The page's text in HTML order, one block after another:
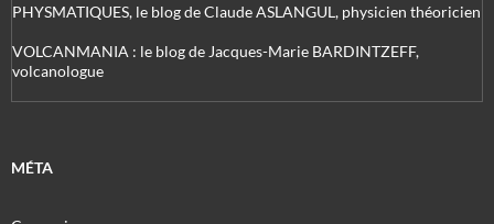
PHYSMATIQUES, le blog de Claude ASLANGUL, physicien théoricien
VOLCANMANIA : le blog de Jacques-Marie BARDINTZEFF,
volcanologue
MÉTA